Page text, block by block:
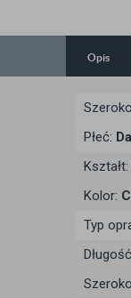
Opis
Płeć:
Kształt:
Kolor:
Typ